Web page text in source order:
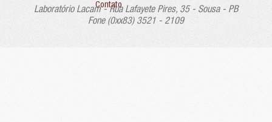
Contato
Laboratório Lacam - Rua Lafayete Pires, 35 - Sousa - PB
Fone (0xx83) 3521 - 2109